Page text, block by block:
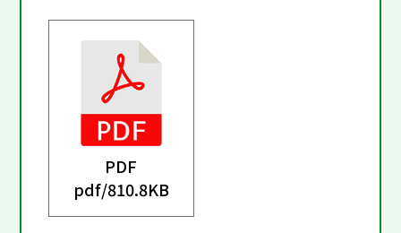
PDF
pdf/810.8KB